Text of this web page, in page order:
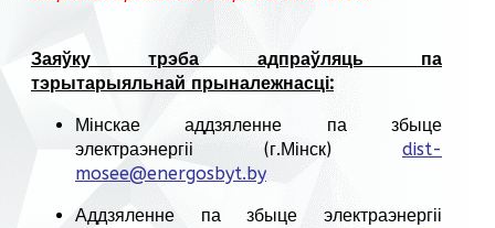
Заяўку трэба адпраўляць па
тэрытарыяльнай прыналежнасці:
Мінскае аддзяленне па збыце
электраэнергіі (г.Мінск) dist-
mosee@energosbyt.by
Аддзяленне па збыце электраэнергіі